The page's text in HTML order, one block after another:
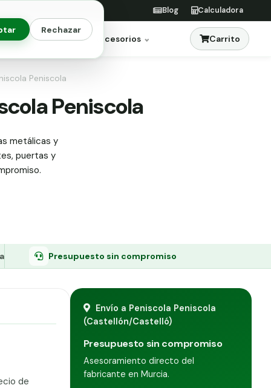
Rechazar
Blog Calculadora
Jardinería Accesorios Carrito
Peniscola
Peniscola
metálicas y
puertas y
Presupuesto sin compromiso
de
Envío a Peniscola Peniscola
(Castellón/Castelló)
Presupuesto sin compromiso
Asesoramiento directo del
fabricante en Murcia.